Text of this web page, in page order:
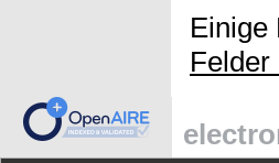
Einige
Felder